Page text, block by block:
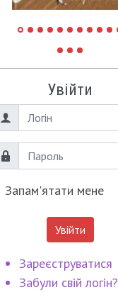
Увійти
Логін
Пароль
Запам'ятати мене
Увійти
Зареєструватися
Забули свій логін?